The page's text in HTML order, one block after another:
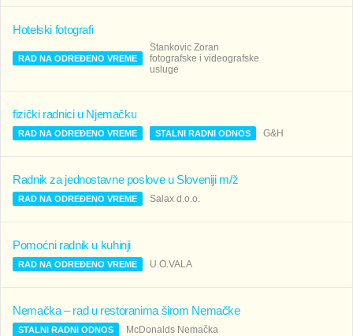
Hotelski fotografi
RAD NA ODREĐENO VREME
Stankovic Zoran
fotografske i videografske
usluge
fizički radnici u Njemačku
RAD NA ODREĐENO VREME STALNI RADNI ODNOS G&H
Radnik za jednostavne poslove u Sloveniji m/ž
RAD NA ODREĐENO VREME Salax d.o.o.
Pomoćni radnik u kuhinji
RAD NA ODREĐENO VREME U.O.VALA
Nemačka – rad u restoranima širom Nemačke
STALNI RADNI ODNOS McDonalds Nemačka